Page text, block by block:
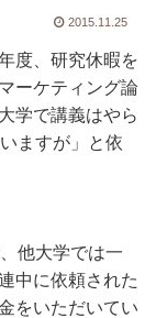
2015.11.25
度、研究休暇を
ーケティング論
学で講義はやら
ますが」と依
他大学では一
中に依頼された
をいただいてい